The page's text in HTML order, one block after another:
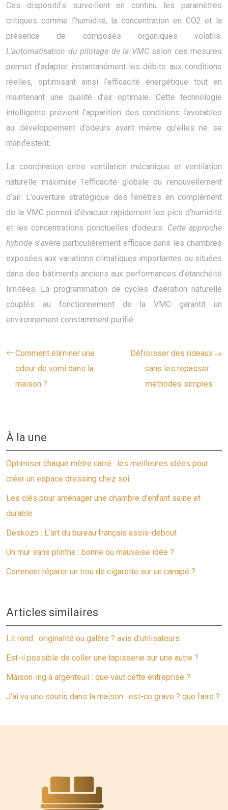
Ces dispositifs surveillent en continu les paramètres
critiques comme l’humidité, la concentration en CO2 et la
présence de composés organiques volatils.
L’automatisation du pilotage de la VMCselon ces mesures
permet d’adapter instantanément les débits aux conditions
réelles, optimisant ainsi l’efficacité énergétique tout en
maintenant une qualité d’air optimale. Cette technologie
intelligente prévient l’apparition des conditions favorables
au développement d’odeurs avant même qu’elles ne se
manifestent.
La coordination entre ventilation mécanique et ventilation
naturelle maximise l’efficacité globale du renouvellement
d’air. L’ouverture stratégique des fenêtres en complément
de la VMC permet d’évacuer rapidement les pics d’humidité
et les concentrations ponctuelles d’odeurs. Cette approche
hybride s’avère particulièrement efficace dans les chambres
exposées aux variations climatiques importantes ou situées
dans des bâtiments anciens aux performances d’étanchéité
limitées. La programmation de cycles d’aération naturelle
couplés au fonctionnement de la VMC garantit un
environnement constamment purifié.
Comment éliminer une
odeur de vomi dans la
maison ?
Défroisser des rideaux
sans les repasser :
méthodes simples
À la une
Optimiser chaque mètre carré : les meilleures idées pour
créer un espace dressing chez soi
Les clés pour aménager une chambre d’enfant saine et
durable
Deskozo : L’art du bureau français assis-debout
Un mur sans plinthe : bonne ou mauvaise idée ?
Comment réparer un trou de cigarette sur un canapé ?
Articles similaires
Lit rond : originalité ou galère ? avis d’utilisateurs
Est-il possible de coller une tapisserie sur une autre ?
Maison-ing à argenteuil : que vaut cette entreprise ?
J’ai vu une souris dans la maison : est-ce grave ? que faire ?